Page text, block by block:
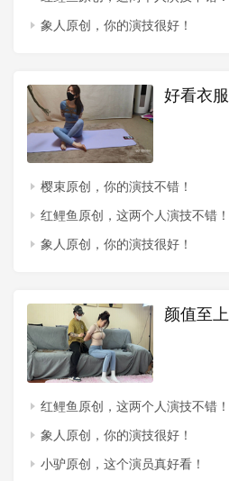
象人原创，你的演技很好！
好看衣服
樱束原创，你的演技不错！
红鲤鱼原创，这两个人演技不错！
象人原创，你的演技很好！
颜值至上
红鲤鱼原创，这两个人演技不错！
象人原创，你的演技很好！
小驴原创，这个演员真好看！